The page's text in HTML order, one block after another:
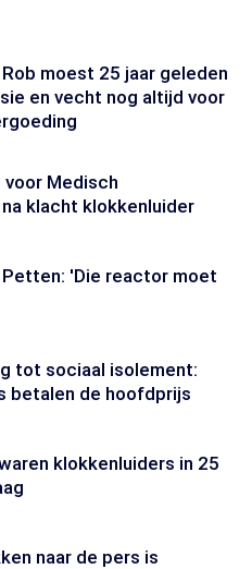
moest 25 jaar geleden
en vecht nog altijd voor
Medisch
klacht klokkenluider
'Die reactor moet
tot sociaal isolement:
betalen de hoofdprijs
klokkenluiders in 25
naar de pers is